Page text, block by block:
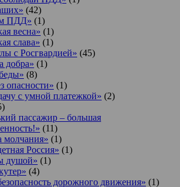
(42)
ПДД» (1)
весна» (1)
слава» (1)
с Росгвардией» (45)
добра» (1)
(8)
опасности» (1)
с умной платежкой» (2)
пассажир – большая
(11)
молчания» (1)
Россия» (1)
душой» (1)
(4)
дорожного движения» (1)